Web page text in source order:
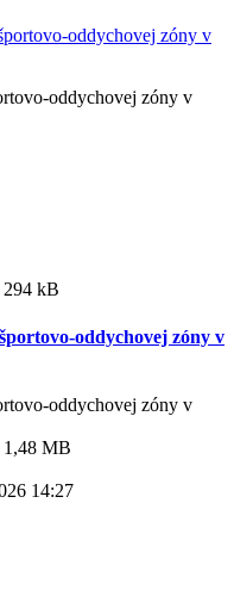
oddychovej zóny v
kB
oddychovej zóny v
oddychovej zóny v
MB
14:27